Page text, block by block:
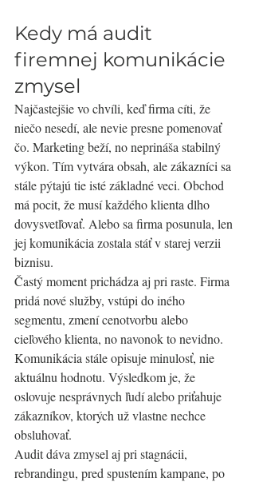
Kedy má audit
firemnej komunikácie
zmysel
Najčastejšie vo chvíli, keď firma cíti, že
niečo nesedí, ale nevie presne pomenovať
čo. Marketing beží, no neprináša stabilný
výkon. Tím vytvára obsah, ale zákazníci sa
stále pýtajú tie isté základné veci. Obchod
má pocit, že musí každého klienta dlho
dovysvetľovať. Alebo sa firma posunula, len
jej komunikácia zostala stáť v starej verzii
biznisu.
Častý moment prichádza aj pri raste. Firma
pridá nové služby, vstúpi do iného
segmentu, zmení cenotvorbu alebo
cieľového klienta, no navonok to nevidno.
Komunikácia stále opisuje minulosť, nie
aktuálnu hodnotu. Výsledkom je, že
oslovuje nesprávnych ľudí alebo priťahuje
zákazníkov, ktorých už vlastne nechce
obsluhovať.
Audit dáva zmysel aj pri stagnácii,
rebrandingu, pred spustením kampane, po